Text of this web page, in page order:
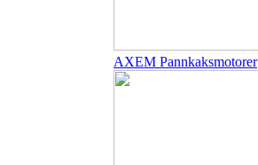
AXEM Pannkaksmotorer